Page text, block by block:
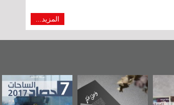
المزيد...
«وطن عكر» رواية
جديدة لمعتقل
حصاد 2017